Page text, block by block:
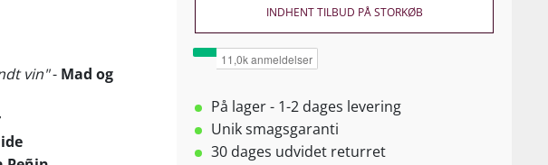
vin"- Mad og
INDHENT TILBUD PÅ STORKØB
På lager - 1-2 dages levering
Unik smagsgaranti
30 dages udvidet returret